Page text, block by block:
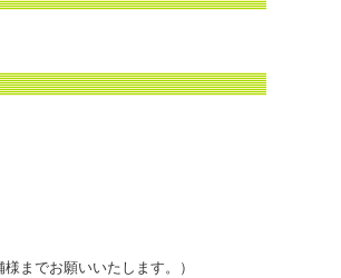
までお願いいたします。）